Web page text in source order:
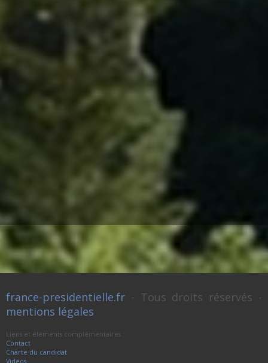
france-presidentielle.fr - Tous droits réservés -
mentions légales
Liens et éléments complémentaires :
Contact
Charte du candidat
Vidéos